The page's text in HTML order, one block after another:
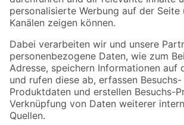
Folge uns
Zahlungsarten